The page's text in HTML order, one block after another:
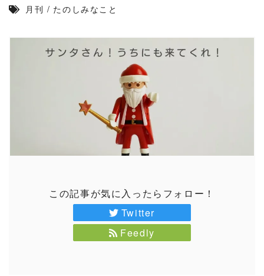
月刊 / たのしみなこと
この記事が気に入ったらフォロー！
Twitter
Feedly